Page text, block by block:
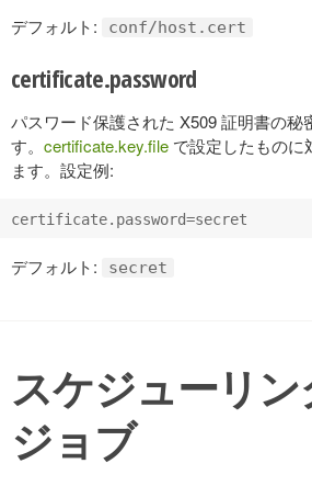
デフォルト: conf/host.cert
certificate.password
パスワード保護された X509 証明書の秘
す。 certificate.key.file で設定したものに
ます。設定例:
デフォルト: secret
スケジューリ
ジョブ